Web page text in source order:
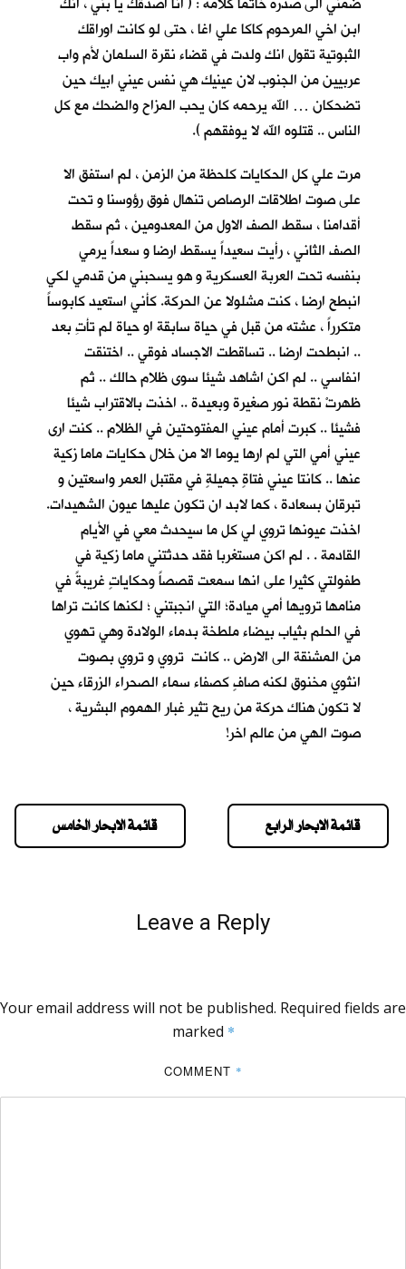
ابن اخي المرحوم كاكا علي اغا ، حتى لو كانت اوراقك
الثبوتية تقول انك ولدت في قضاء نقرة السلمان لأم واب
عربيين من الجنوب لان عينيك هي نفس عيني ابيك حين
تضحكان … الله يرحمه كان يحب المزاح والضحك مع كل
الناس .. قتلوه الله لا يوفقهم ).
مرت علي كل الحكايات كلحظة من الزمن ، لم استفق الا
على صوت اطلاقات الرصاص تنهال فوق رؤوسنا و تحت
أقدامنا ، سقط الصف الاول من المعدومين ، ثم سقط
الصف الثاني ، رأيت سعيداً يسقط ارضا و سعداً يرمي
بنفسه تحت العربة العسكرية و هو يسحبني من قدمي لكي
انبطح ارضا ، كنت مشلولا عن الحركة. كأني استعيد كابوساً
متكرراً ، عشته من قبل في حياة سابقة او حياة لم تأتِ بعد
.. انبطحت ارضا .. تساقطت الاجساد فوقي .. اختنقت
انفاسي .. لم اكن اشاهد شيئا سوى ظلام حالك .. ثم
ظهرتْ نقطة نور صغيرة وبعيدة .. اخذت بالاقتراب شيئا
فشيئا .. كبرت أمام عيني المفتوحتين في الظلام .. كنت ارى
عيني أمي التي لم ارها يوما الا من خلال حكايات ماما زكية
عنها .. كانتا عيني فتاةٍ جميلةٍ في مقتبل العمر واسعتين و
تبرقان بسعادة ، كما لابد ان تكون عليها عيون الشهيدات.
اخذت عيونها تروي لي كل ما سيحدث معي في الأيام
القادمة . . لم اكن مستغربا فقد حدثتني ماما زكية في
طفولتي كثيرا على انها سمعت قصصاً وحكاياتٍ غريبةً في
منامها ترويها أمي ميادة؛ التي انجبتني ؛ لكنها كانت تراها
في الحلم بثياب بيضاء ملطخة بدماء الولادة وهي تهوي
من المشنقة الى الارض .. كانت تروي و تروي بصوت
انثوي مخنوق لكنه صافٍ كصفاء سماء الصحراء الزرقاء حين
لا تكون هناك حركة من ريح تثير غبار الهموم البشرية ،
صوت الهي من عالم اخر!
قائمة الابحار الخامس قائمة الابحار الرابع
Leave a Reply
Your email address will not be published. Required fields are
marked *
COMMENT *